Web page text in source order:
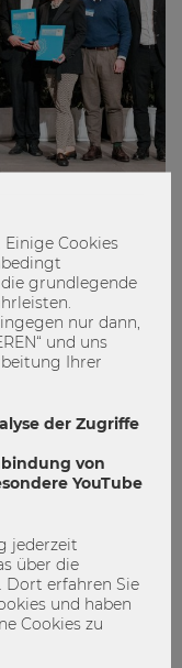
Studierende
Einige Cookies
grundlegende
nur dann,
und uns
Ihrer
der Zugriffe
von
YouTube
jederzeit
über die
Dort erfahren Sie
und haben
Cookies zu